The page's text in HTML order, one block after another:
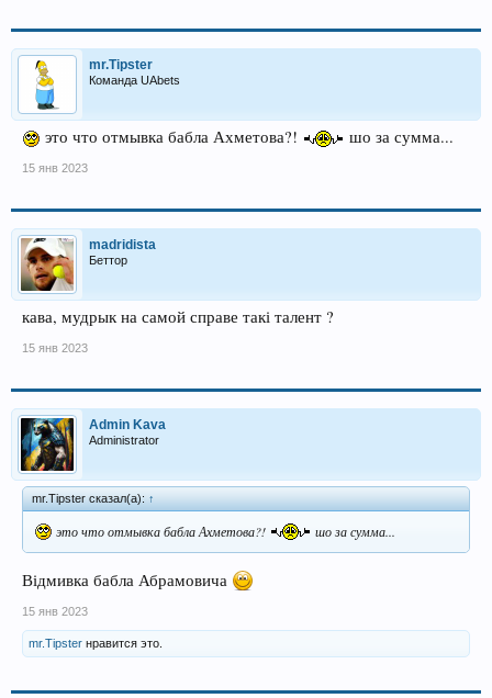
mr.Tipster
Команда UAbets
это что отмывка бабла Ахметова?! шо за сумма...
15 янв 2023
madridista
Беттор
кава, мудрык на самой справе такі талент ?
15 янв 2023
Admin Kava
Administrator
mr.Tipster сказал(а): ↑
это что отмывка бабла Ахметова?! шо за сумма...
Відмивка бабла Абрамовича
15 янв 2023
mr.Tipster нравится это.